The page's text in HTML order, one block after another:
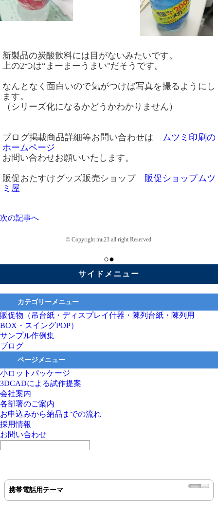
新製品の炭酸飲料には目がないみたいです。
上の2つは“まーまーうまい"だそうです。
なんとなく面白いので気がつけば写真を撮るようにし
ます。
（シリーズ化になるかどうかわかりません）
ブログ掲載商品詳細等お問い合わせは ムツミ印刷の
ホームページ
お問い合わせお願いいたします。
販促おたすけグッズ販売ショップ 販促ショップムツ
ミ屋
次の記事へ
© Copyright mu23 all right Reserved.
○●
サイドメニュー
カテゴリーメニュー
販促物（吊台紙・ディスプレイ什器・陳列台紙・陳列用
BOX・スイングPOP）
サンプル作例集
ブログ
ページメニュー
小ロットパッケージ
3DCADによる試作提案
会社案内
各部署のご案内
お申込みから納品までの流れ
採用情報
お問い合わせ
携帯電話用テーマ